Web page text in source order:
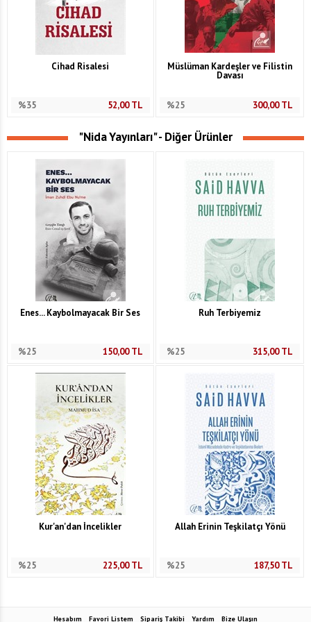
Cihad Risalesi
%35 52,00TL
Müslüman Kardeşler ve Filistin
Davası
%25 300,00TL
"Nida Yayınları" - Diğer Ürünler
Enes... Kaybolmayacak Bir Ses
%25 150,00TL
Ruh Terbiyemiz
%25 315,00TL
Kur'an'dan İncelikler
%25 225,00TL
Allah Erinin Teşkilatçı Yönü
%25 187,50TL
Hesabım Favori Listem Sipariş Takibi Yardım Bize Ulaşın